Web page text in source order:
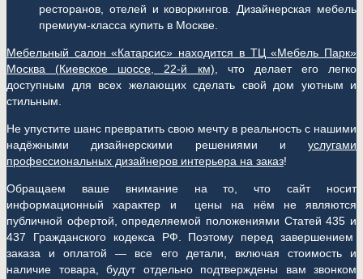
ресторанов, отелей и коворкингов. Дизайнерская мебель
премиум-класса купить в Москве.
Мебельный салон «Катарсис» находится в ТЦ «Мебель Парк»
Москва (Киевское шоссе, 22-й км) , что делает его легко
доступным для всех желающих сделать свой дом уютным и
стильным.
Не упустите шанс превратить свою мечту в реальность с нашими
надёжными дизайнерскими решениями и услугами
профессиональных дизайнеров интерьера на заказ!
Обращаем ваше внимание на то, что сайт носит
информационный характер и цены на нём не являются
публичной офертой, определяемой положениями Статей 435 и
437 Гражданского кодекса РФ. Поэтому перед завершением
заказа и оплатой — все его детали, включая стоимость и
наличие товара, будут отдельно подтверждены вам звонком